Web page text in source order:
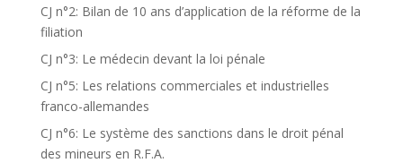
CJ n°2: Bilan de 10 ans d’application de la réforme de la
filiation
CJ n°3: Le médecin devant la loi pénale
CJ n°5: Les relations commerciales et industrielles
franco-allemandes
CJ n°6: Le système des sanctions dans le droit pénal
des mineurs en R.F.A.